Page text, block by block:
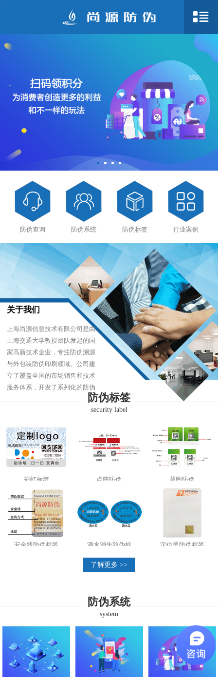
防伪查询 防伪系统 防伪标签 行业案例
关于我们
上海尚源信息技术有限公司是由
上海交通大学教授团队发起的国
家高新技术企业，专注防伪溯源
与外包装防伪印刷领域。公司建
立了覆盖全国的市场销售和技术
服务体系，开发了系列化的防伪
产品，以难仿制、易识别、优成
本的技术，经受住了市场的严酷
防伪标签
security label
彩虹标签 点阵防伪 藏图防伪
安全线防伪标签 滴水消失防伪标 定位烫防伪标签
了解更多 >>
防伪系统
system